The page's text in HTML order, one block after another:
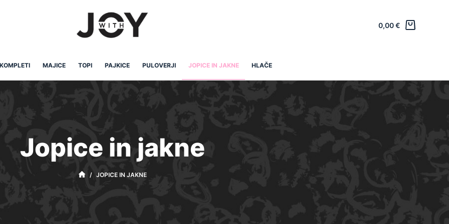
0,00€
KOMPLETI MAJICE TOPI PAJKICE PULOVERJI JOPICE IN JAKNE HLAČE
Jopice in jakne
/ JOPICE IN JAKNE